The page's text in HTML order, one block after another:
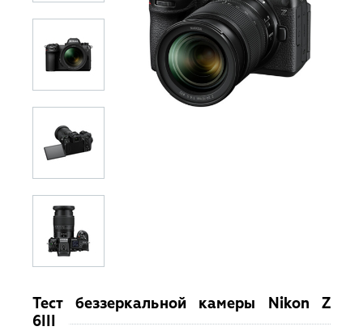
Тест беззеркальной камеры Nikon Z
6III